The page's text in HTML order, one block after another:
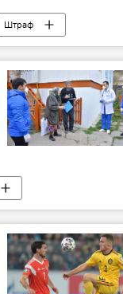
Штраф